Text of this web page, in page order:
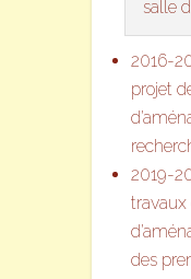
salle
2016-
projet
2019-
travaux
des